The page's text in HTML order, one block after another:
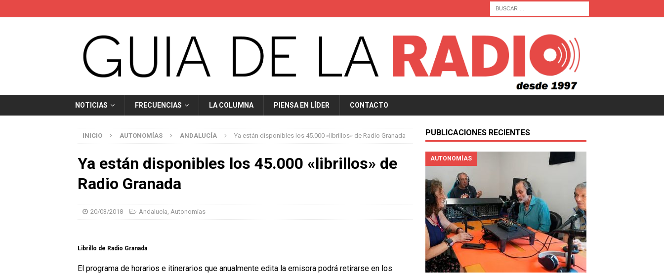
NOTICIAS FRECUENCIAS LA COLUMNA PIENSA EN LÍDER CONTACTO
INICIO AUTONOMÍAS ANDALUCÍA Ya están disponibles los 45.000 «librillos» de Radio Granada
Ya están disponibles los 45.000 «librillos» de
Radio Granada
20/03/2018 Andalucía Autonomías
Librillo de Radio Granada
El programa de horarios e itinerarios que anualmente edita la emisora podrá retirarse en los
PUBLICACIONES RECIENTES
AUTONOMÍAS